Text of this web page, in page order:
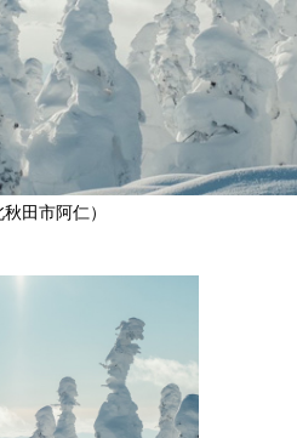
田市阿仁）